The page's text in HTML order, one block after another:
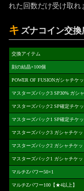
れた回数だけ受け取れ
キ ズナコイン交換
交換アイテム
刻の結晶×100個
POWER OF FUSIONガシャチケ
マスターズパック3 SP30% ガシ
マスターズパック2 SP確定チケ
マスターズパック1 SP確定チケ
マスターズパック3 ガシャチケッ
マスターズパック2 ガシャチケッ
マスターズパック1 ガシャチケッ
マルチZパワー50×1
マルチZパワー100【★4以上】